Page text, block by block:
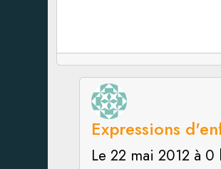
Expressions
Le 22 mai 2012 à 0